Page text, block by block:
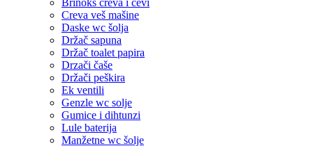
Creva veš mašine
Daske wc šolja
Držač sapuna
Držač toalet papira
Drzači čaše
Držači peškira
Ek ventili
Genzle wc solje
Gumice i dihtunzi
Lule baterija
Manžetne wc šolje